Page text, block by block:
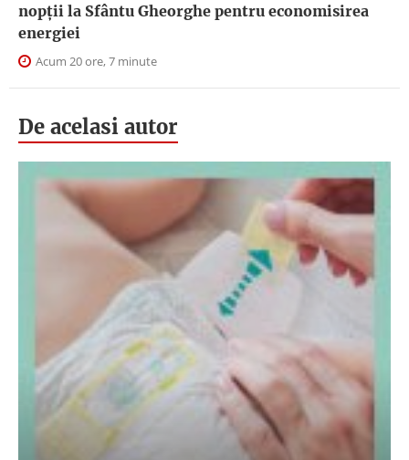
nopţii la Sfântu Gheorghe pentru economisirea
energiei
Acum 20 ore, 7 minute
De acelasi autor